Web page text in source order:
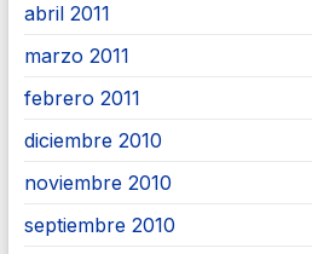
abril 2011
marzo 2011
febrero 2011
diciembre 2010
noviembre 2010
septiembre 2010